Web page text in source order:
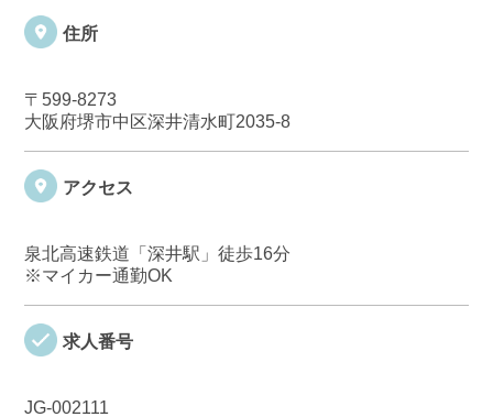
住所
〒599-8273
大阪府堺市中区深井清水町2035-8
アクセス
泉北高速鉄道「深井駅」徒歩16分
※マイカー通勤OK
求人番号
JG-002111